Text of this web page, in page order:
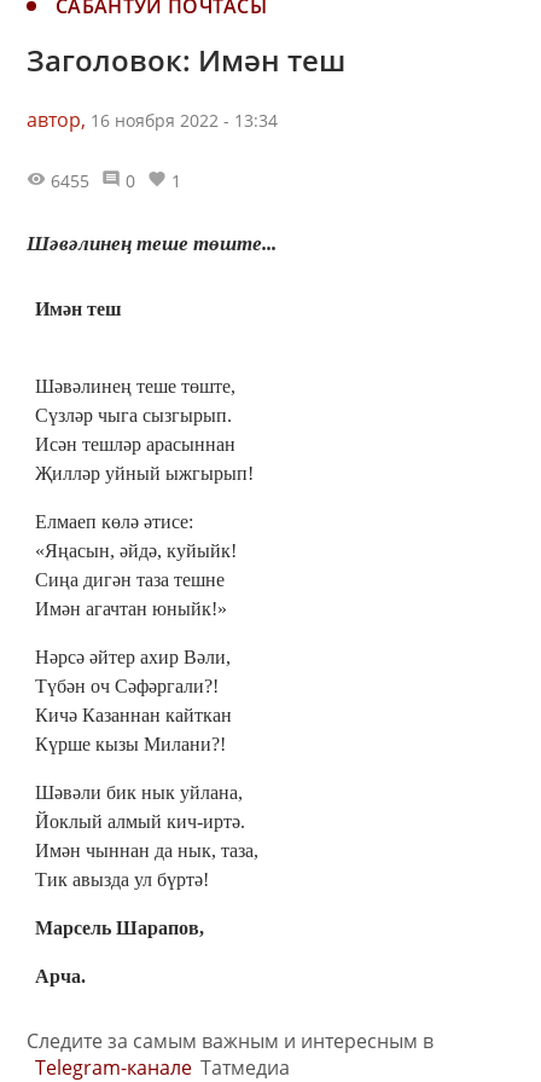
САБАНТУЙ ПОЧТАСЫ
Заголовок: Имән теш
автор, 16 ноября 2022 - 13:34
6455 0 1
Шәвәлинең теше төште...
Имән теш
Шәвәлинең теше төште,
Сүзләр чыга сызгырып.
Исән тешләр арасыннан
Җилләр уйный ыжгырып!
Елмаеп көлә әтисе:
«Яңасын, әйдә, куйыйк!
Сиңа дигән таза тешне
Имән агачтан юныйк!»
Нәрсә әйтер ахир Вәли,
Түбән оч Сәфәргали?!
Кичә Казаннан кайткан
Күрше кызы Милани?!
Шәвәли бик нык уйлана,
Йоклый алмый кич-иртә.
Имән чыннан да нык, таза,
Тик авызда ул бүртә!
Марсель Шарапов,
Арча.
Следите за самым важным и интересным в
Telegram-канале Татмедиа